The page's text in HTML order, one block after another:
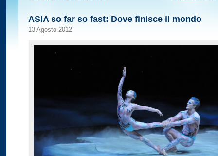
ASIA so far so fast: Dove finisce il mondo
13 Agosto 2012